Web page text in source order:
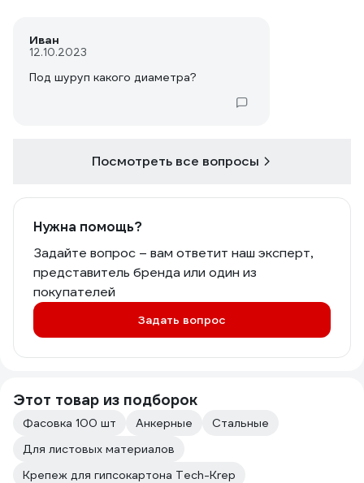
Иван
12.10.2023
Под шуруп какого диаметра?
Посмотреть все вопросы
Нужна помощь?
Задайте вопрос – вам ответит наш эксперт,
представитель бренда или один из
покупателей
Задать вопрос
Этот товар из подборок
Фасовка 100 шт Анкерные
Стальные
Для листовых материалов
Крепеж для гипсокартона Tech-Krep